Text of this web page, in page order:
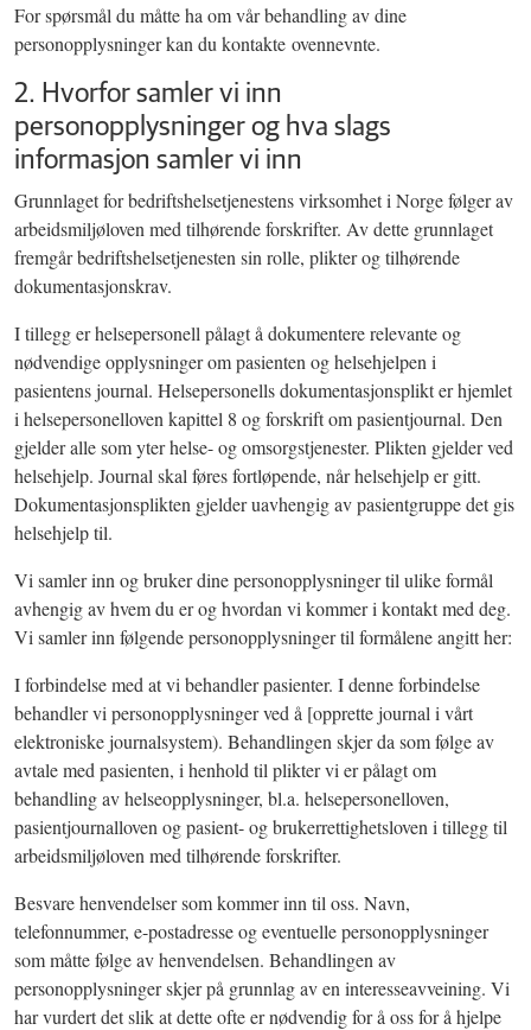
For spørsmål du måtte ha om vår behandling av dine
personopplysninger kan du kontakte ovennevnte.
2. Hvorfor samler vi inn
personopplysninger og hva slags
informasjon samler vi inn
Grunnlaget for bedriftshelsetjenestens virksomhet i Norge følger av
arbeidsmiljøloven med tilhørende forskrifter. Av dette grunnlaget
fremgår bedriftshelsetjenesten sin rolle, plikter og tilhørende
dokumentasjonskrav.
I tillegg er helsepersonell pålagt å dokumentere relevante og
nødvendige opplysninger om pasienten og helsehjelpen i
pasientens journal. Helsepersonells dokumentasjonsplikt er hjemlet
i helsepersonelloven kapittel 8 og forskrift om pasientjournal. Den
gjelder alle som yter helse- og omsorgstjenester. Plikten gjelder ved
helsehjelp. Journal skal føres fortløpende, når helsehjelp er gitt.
Dokumentasjonsplikten gjelder uavhengig av pasientgruppe det gis
helsehjelp til.
Vi samler inn og bruker dine personopplysninger til ulike formål
avhengig av hvem du er og hvordan vi kommer i kontakt med deg.
Vi samler inn følgende personopplysninger til formålene angitt her:
I forbindelse med at vi behandler pasienter. I denne forbindelse
behandler vi personopplysninger ved å [opprette journal i vårt
elektroniske journalsystem). Behandlingen skjer da som følge av
avtale med pasienten, i henhold til plikter vi er pålagt om
behandling av helseopplysninger, bl.a. helsepersonelloven,
pasientjournalloven og pasient- og brukerrettighetsloven i tillegg til
arbeidsmiljøloven med tilhørende forskrifter.
Besvare henvendelser som kommer inn til oss. Navn,
telefonnummer, e-postadresse og eventuelle personopplysninger
som måtte følge av henvendelsen. Behandlingen av
personopplysninger skjer på grunnlag av en interesseavveining. Vi
har vurdert det slik at dette ofte er nødvendig for å oss for å hjelpe